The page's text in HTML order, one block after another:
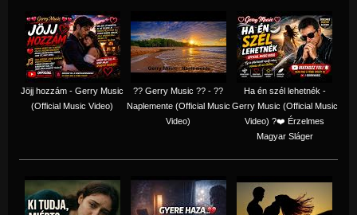
Jöjj hozzám - Gerry Music
(Official Music Video)
?? Gerry Music ?? - ??
Naplemente (Official Music
Video)
Ha én szél lehetnék -
Gerry Music (Official Music
Video) ?️❤️ Érzelmes
Magyar Sláger